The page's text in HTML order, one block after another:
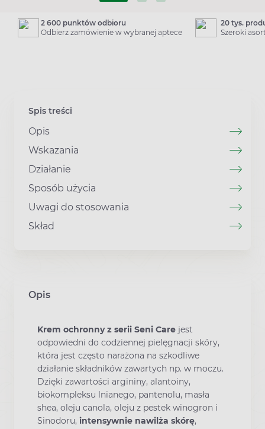
2 600 punktów odbioru
Odbierz zamówienie w wybranej aptece
20 tys.
Szeroki
Spis treści
Opis
Wskazania
Działanie
Sposób użycia
Uwagi do stosowania
Skład
Opis
Krem ochronny z serii Seni Care jest
odpowiedni do codziennej pielęgnacji skóry,
która jest często narażona na szkodliwe
działanie składników zawartych np. w moczu.
Dzięki zawartości argininy, alantoiny,
biokompleksu lnianego, pantenolu, masła
shea, oleju canola, oleju z pestek winogron i
Sinodoru, intensywnie nawilża skórę,